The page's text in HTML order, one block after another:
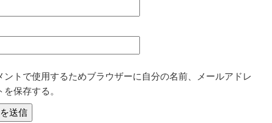
ントで使用するためブラウザーに自分の名前、メールアドレ
を保存する。